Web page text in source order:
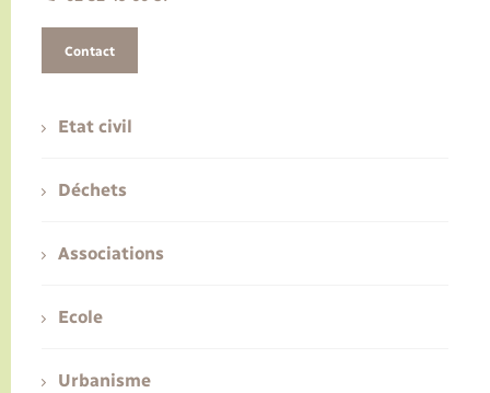
Contact
Etat civil
Déchets
Associations
Ecole
Urbanisme